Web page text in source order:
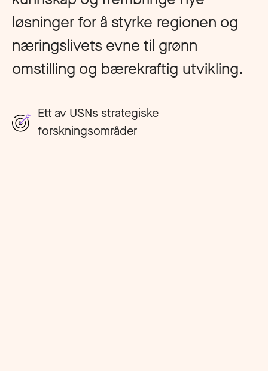
løsninger for å styrke regionen og
næringslivets evne til grønn
omstilling og bærekraftig utvikling.
Ett av USNs strategiske
forskningsområder